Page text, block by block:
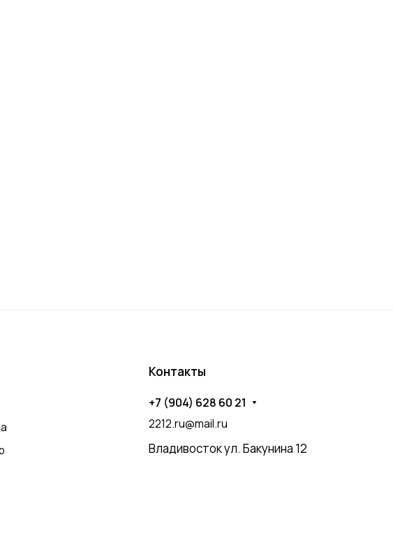
Контакты
+7 (904) 628 60 21
2212.ru@mail.ru
Владивосток ул. Бакунина 12